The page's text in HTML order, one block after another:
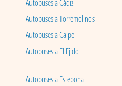
Autobuses a Cádiz
Autobuses a Torremolinos
Autobuses a Calpe
Autobuses a El Ejido
Autobuses a Estepona